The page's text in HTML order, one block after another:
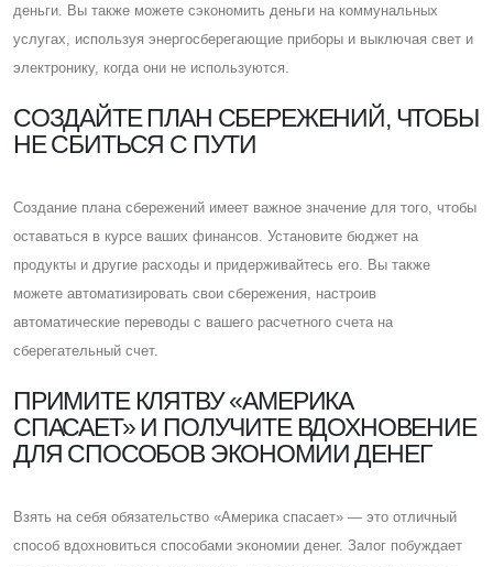
деньги. Вы также можете сэкономить деньги на коммунальных
услугах, используя энергосберегающие приборы и выключая свет и
электронику, когда они не используются.
CОЗДАЙТЕ ПЛАН СБЕРЕЖЕНИЙ, ЧТОБЫ
НЕ СБИТЬСЯ С ПУТИ
Cоздание плана сбережений имеет важное значение для того, чтобы
оставаться в курсе ваших финансов. Установите бюджет на
продукты и другие расходы и придерживайтесь его. Вы также
можете автоматизировать свои сбережения, настроив
автоматические переводы с вашего расчетного счета на
сберегательный счет.
ПРИМИТЕ КЛЯТВУ «АМЕРИКА
СПАСАЕТ» И ПОЛУЧИТЕ ВДОХНОВЕНИЕ
ДЛЯ СПОСОБОВ ЭКОНОМИИ ДЕНЕГ
Взять на себя обязательство «Америка спасает» — это отличный
способ вдохновиться способами экономии денег. Залог побуждает